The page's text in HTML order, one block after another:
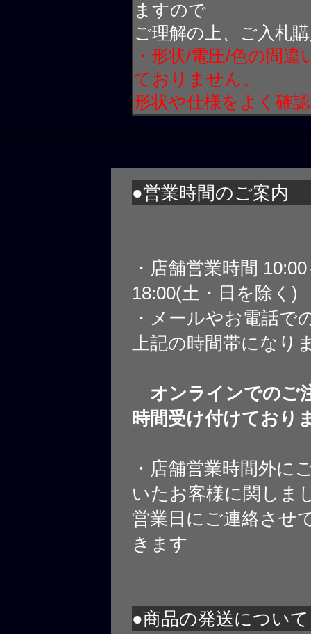
ますので
ご理解の上、ご入札
・形状/電圧/色の間
ておりません。
形状や仕様をよく確
●営業時間のご案内
・店舗営業時間
18:00(土・日を除く)
・メールやお電話で
上記の時間帯になり
オンラインでのご
時間受け付けており
・店舗営業時間外に
いたお客様に関しま
営業日にご連絡させ
きます
●商品の発送について